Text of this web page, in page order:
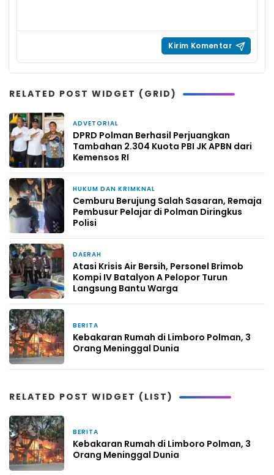
RELATED POST WIDGET (GRID)
ADVETORIAL
DPRD Polman Berhasil Perjuangkan
Tambahan 2.304 Kuota PBI JK APBN dari
Kemensos RI
HUKUM DAN KRIMKNAL
Cemburu Berujung Salah Sasaran, Remaja
Pembusur Pelajar di Polman Diringkus
Polisi
DAERAH
Atasi Krisis Air Bersih, Personel Brimob
Kompi IV Batalyon A Pelopor Turun
Langsung Bantu Warga
BERITA
Kebakaran Rumah di Limboro Polman, 3
Orang Meninggal Dunia
RELATED POST WIDGET (LIST)
BERITA
Kebakaran Rumah di Limboro Polman, 3
Orang Meninggal Dunia